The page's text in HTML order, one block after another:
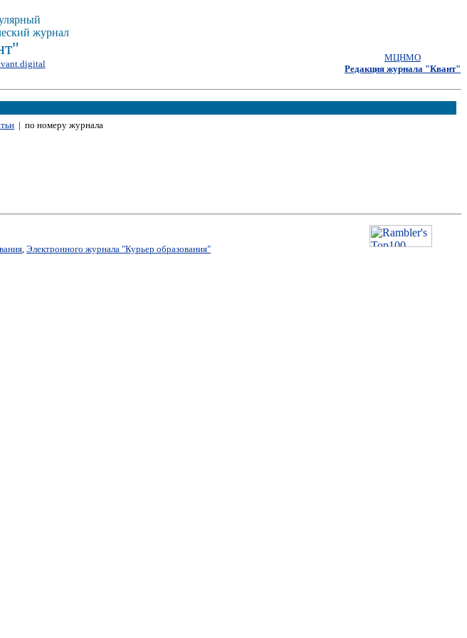
журнал
МЦНМО
Редакция журнала "Квант"
| по номеру журнала
, Электронного журнала "Курьер образования"